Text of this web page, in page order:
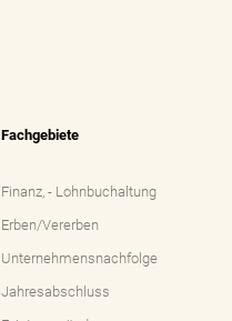
Fachgebiete
Finanz, - Lohnbuchaltung
Erben/Vererben
Unternehmensnachfolge
Jahresabschluss